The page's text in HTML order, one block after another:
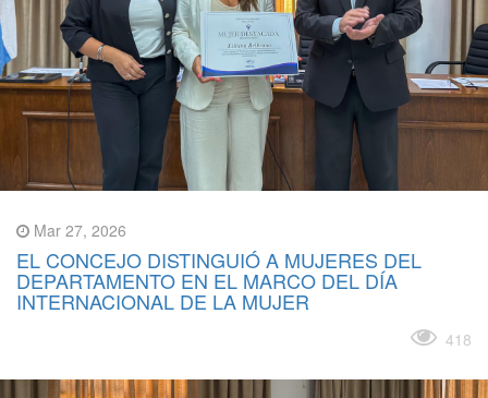
Mar 27, 2026
EL CONCEJO DISTINGUIÓ A MUJERES DEL
DEPARTAMENTO EN EL MARCO DEL DÍA
INTERNACIONAL DE LA MUJER
418